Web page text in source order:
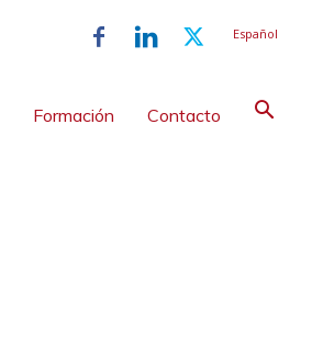
Español
Formación Contacto